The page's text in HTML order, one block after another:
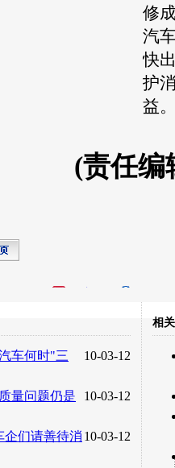
修
汽
快
护
益
(责任编
转发至：
10-03-12
车何时"三
10-03-12
量问题仍是
10-03-12
企们请善待消
相